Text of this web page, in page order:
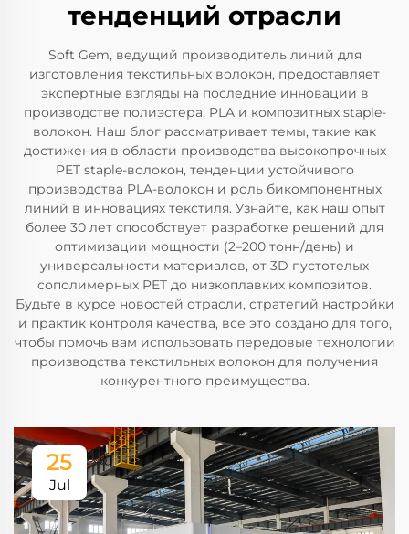
тенденций отрасли
Soft Gem, ведущий производитель линий для
изготовления текстильных волокон, предоставляет
экспертные взгляды на последние инновации в
производстве полиэстера, PLA и композитных staple-
волокон. Наш блог рассматривает темы, такие как
достижения в области производства высокопрочных
PET staple-волокон, тенденции устойчивого
производства PLA-волокон и роль бикомпонентных
линий в инновациях текстиля. Узнайте, как наш опыт
более 30 лет способствует разработке решений для
оптимизации мощности (2–200 тонн/день) и
универсальности материалов, от 3D пустотелых
сополимерных PET до низкоплавких композитов.
Будьте в курсе новостей отрасли, стратегий настройки
и практик контроля качества, все это создано для того,
чтобы помочь вам использовать передовые технологии
производства текстильных волокон для получения
конкурентного преимущества.
25
Jul